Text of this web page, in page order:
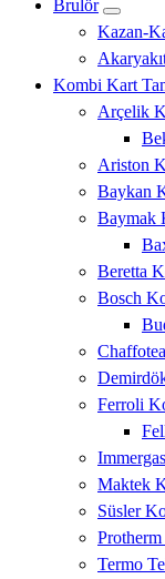
Brulör
Kazan-
Kombi Kart
Arçelik
Ariston
Baykan
Baymak
Beretta
Bosch
Ferroli
Maktek
Süsler
Termo